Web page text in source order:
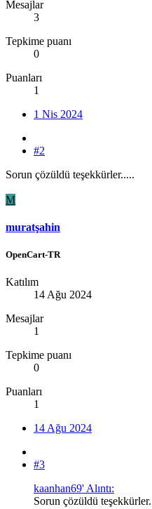
Mesajlar
3
Tepkime puanı
0
Puanları
1
1 Nis 2024
#2
Sorun çözüldü teşekkürler.....
M
muratşahin
OpenCart-TR
Katılım
14 Ağu 2024
Mesajlar
1
Tepkime puanı
0
Puanları
1
14 Ağu 2024
#3
kaanhan69' Alıntı:
Sorun çözüldü